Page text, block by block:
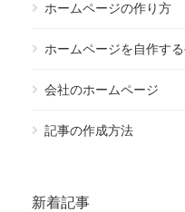
ホームページの作り方
ホームページを自作す
会社のホームページ
記事の作成方法
新着記事